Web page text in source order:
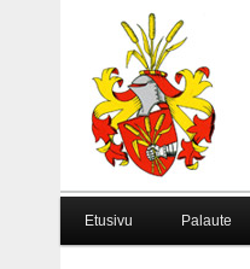
Etusivu Palaute